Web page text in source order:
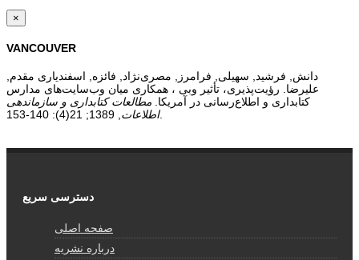
×
VANCOUVER
دانش, فرشید, سهیلی, فرامرز, مصری‌نژاد, فائزه, اسفندیاری مقدم,
علیرضا. رؤیت‌پذیری، تأثیر وبی ، همکاری میان وب‌سایت‌های مدارس
کتابداری و اطلاع‌رسانی در آمریکا. مطالعات کتابداری و سازماندهی
اطلاعات, 1389; 21(4): 140-153.
دسترسی سریع
صفحه اصلی
درباره نشریه